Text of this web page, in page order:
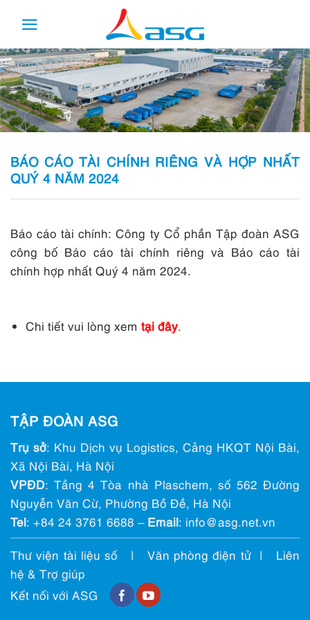
content
BÁO CÁO TÀI CHÍNH RIÊNG VÀ HỢP NHẤT
QUÝ 4 NĂM 2024
Báo cáo tài chính: Công ty Cổ phần Tập đoàn ASG
công bố Báo cáo tài chính riêng và Báo cáo tài
chính hợp nhất Quý 4 năm 2024.
Chi tiết vui lòng xemtại đây
TẬP ĐOÀN ASG
Trụ sở: Khu Dịch vụ Logistics, Cảng HKQT Nội Bài,
Xã Nội Bài, Hà Nội
VPĐD: Tầng 4 Tòa nhà Plaschem, số 562 Đường
Nguyễn Văn Cừ, Phường Bồ Đề, Hà Nội
Tel: +84 24 3761 6688 – Email: info@ asg.net.vn
Thư viện tài liệu số | Văn phòng điện tử|
Liên
hệ & Trợ giúp
Kết nối với ASG